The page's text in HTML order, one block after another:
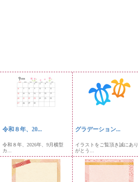
令和８年、20...
令和８年、2026年、9月横型
カ...
グラデーション...
イラストをご覧頂き誠にあり
がとう...